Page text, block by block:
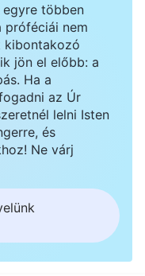
többen
próféciái nem
kibontakozó
jön el előbb: a
Ha a
az Úr
lelni Isten
és
Ne várj